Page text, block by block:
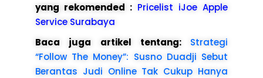
yang rekomended : Pricelist iJoe Apple
Service Surabaya
Baca juga artikel tentang: Strategi
“Follow The Money”: Susno Duadji Sebut
Berantas Judi Online Tak Cukup Hanya